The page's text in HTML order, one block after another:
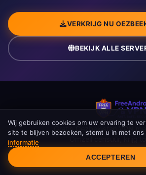
VERKRIJG NU
BEKIJK ALLE
Gratis Oezbekistan VPN
Omzeil censuur, krijg
O'zbekiston TV,
Onbeperkte
Cookietoestemming
Wij gebruiken cookies om uw ervaring te
site te blijven bezoeken, stemt u in met ons
informatie
ACCEPTEREN